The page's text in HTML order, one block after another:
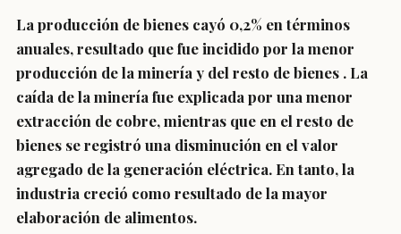
La producción de bienes cayó 0,2% en términos
anuales, resultado que fue incidido por la menor
producción de la minería y del resto de bienes . La
caída de la minería fue explicada por una menor
extracción de cobre, mientras que en el resto de
bienes se registró una disminución en el valor
agregado de la generación eléctrica. En tanto, la
industria creció como resultado de la mayor
elaboración de alimentos.